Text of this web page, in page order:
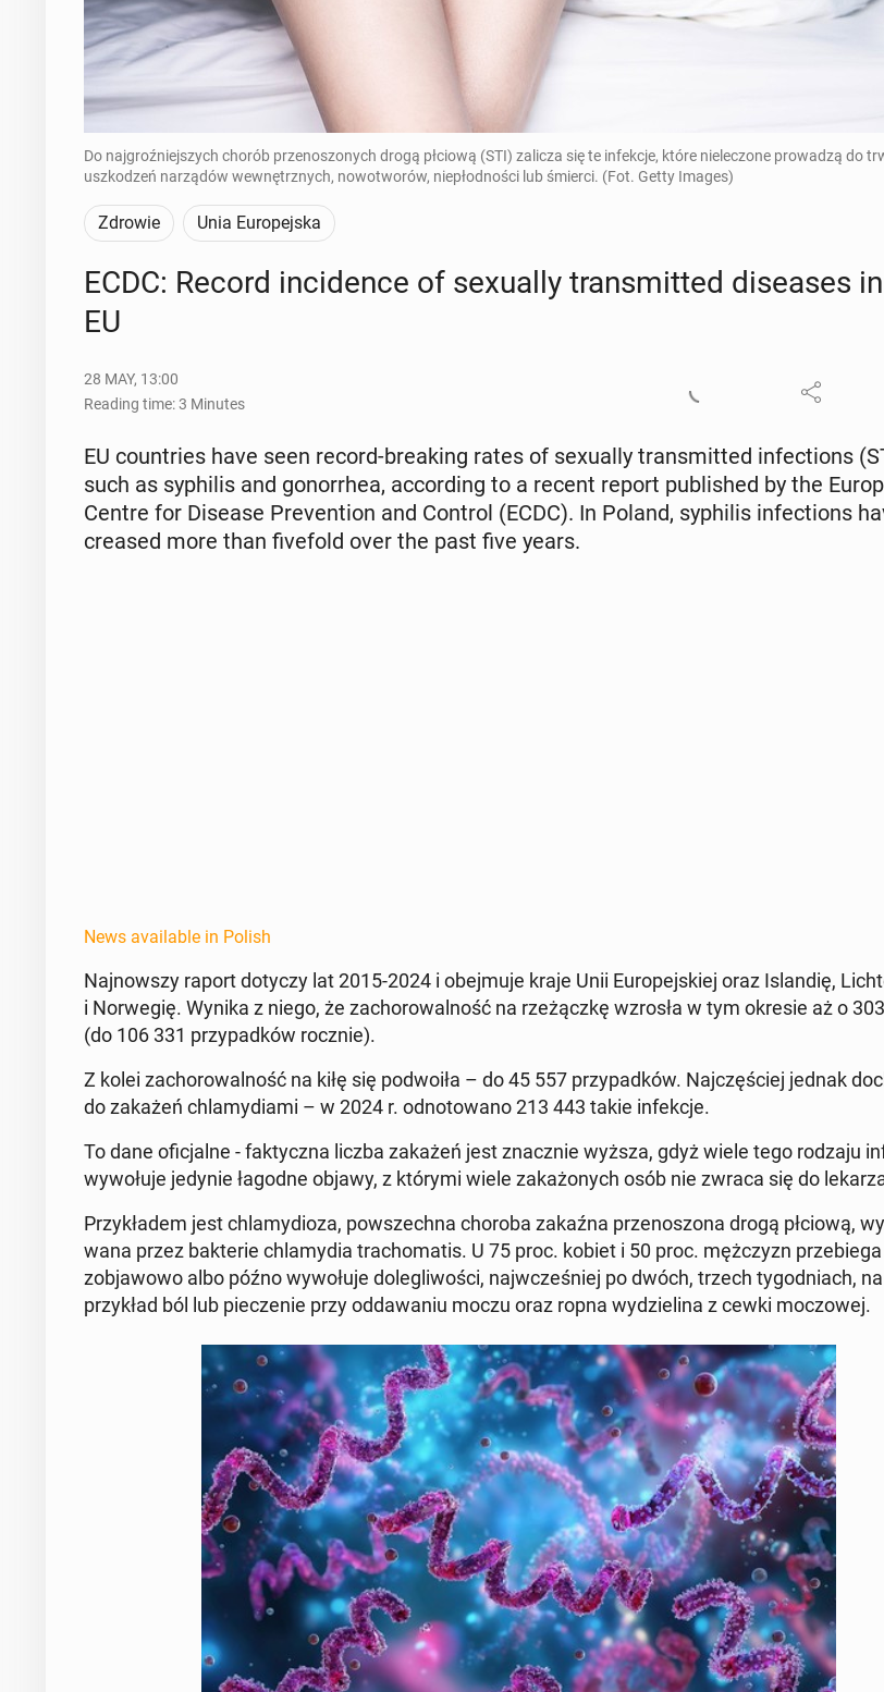
Do najgroźniejszych chorób przenoszonych drogą płciową (STI) zalicza się te infekcje, które nieleczone prowadzą do
uszkodzeń narządów wewnętrznych, nowotworów, niepłodności lub śmierci. (Fot. Getty Images)
Zdrowie Unia Europejska
ECDC: Record in­ci­dence of sex­u­al­ly trans­mit­ted dis­eases
EU
28 MAY, 13:00
Reading time: 3 Minutes
EU coun­tries have seen record-break­ing rates of sex­u­al­ly trans­mit­ted in­fec­tions
such as syphilis and gon­or­rhea, ac­cord­ing to a recent report pub­lished by the
Centre for Disease Pre­ven­tion and Control (ECDC). In Poland, syphilis in­fec­tions
creased more than five­fold over the past five years.
News available in Polish
Na­jnowszy raport dotyczy lat 2015-2024 i obe­j­mu­je kraje Unii Eu­rope­jskiej oraz Is­landię,
i Nor­wegię. Wynika z niego, że za­chorowal­ność na rzeżączkę wzrosła w tym okresie aż o
(do 106 331 przy­pad­ków rocznie).
Z kolei za­chorowal­ność na kiłę się pod­woiła – do 45 557 przy­pad­ków. Na­jczęś­ciej jednak
do zakażeń chlamy­di­a­mi – w 2024 r. odno­towano 213 443 takie in­fekc­je.
To dane ofic­jalne - fak­ty­cz­na liczba zakażeń jest znacznie wyższa, gdyż wiele tego rodzaju
wywołu­je jedynie łagodne objawy, z którymi wiele za­każonych osób nie zwraca się do
Przykła­dem jest chlamy­dioza, powszech­na choroba zakaźna przenos­zona drogą płciową,
wana przez bak­terie chlamy­dia tra­choma­tis. U 75 proc. kobiet i 50 proc. mężczyzn
zob­ja­wowo albo późno wywołu­je dolegli­woś­ci, na­jw­cześniej po dwóch, trzech ty­god­ni­ach, na
przykład ból lub piecze­nie przy odd­awa­niu moczu oraz ropna wydzieli­na z cewki moc­zowej.